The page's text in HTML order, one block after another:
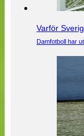
Varför
Damfotboll har